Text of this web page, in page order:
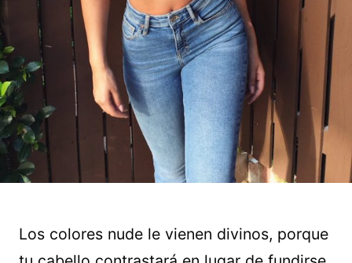
Los colores nude le vienen divinos, porque